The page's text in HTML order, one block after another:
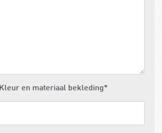
Kleur en materiaal bekleding*